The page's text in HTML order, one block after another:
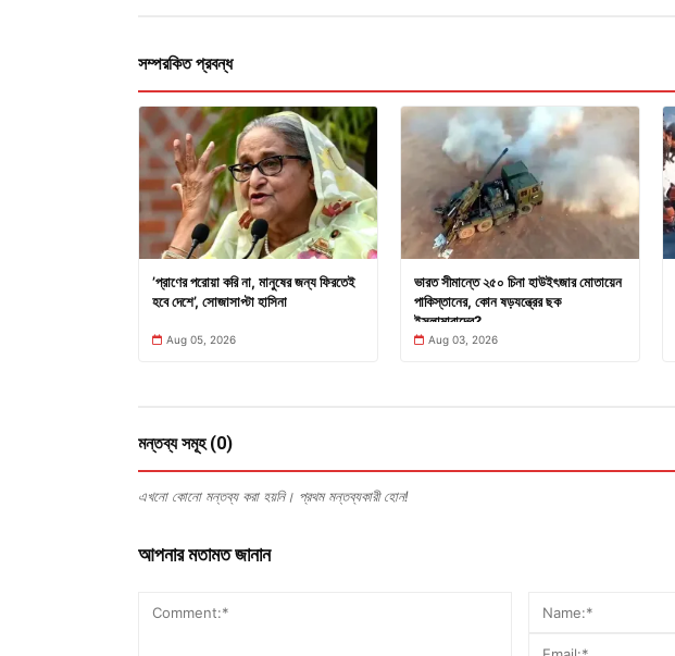
সম্পরকিত প্রবন্ধ
’প্রাণের পরোয়া করি না, মানুষের জন্য ফিরতেই
হবে দেশে’, সোজাসাপ্টা হাসিনা
Aug 05, 2026
ভারত সীমান্তে ২৫০ চিনা হাউইৎজার মোতায়েন
পাকিস্তানের, কোন ষড়যন্ত্রের ছক
ইসলামাবাদের?
Aug 03, 2026
মন্তব্য সমূহ (0)
এখনো কোনো মন্তব্য করা হয়নি। প্রথম মন্তব্যকারী হোন!
আপনার মতামত জানান